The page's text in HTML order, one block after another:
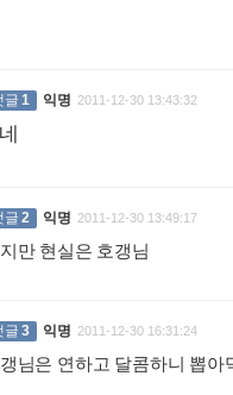
글1 익명 2011-12-30 13:43:32
글2 익명 2011-12-30 13:49:17
만 현실은 호갱님
글3 익명 2011-12-30 16:31:24
님은 연하고 달콤하니 뽑아